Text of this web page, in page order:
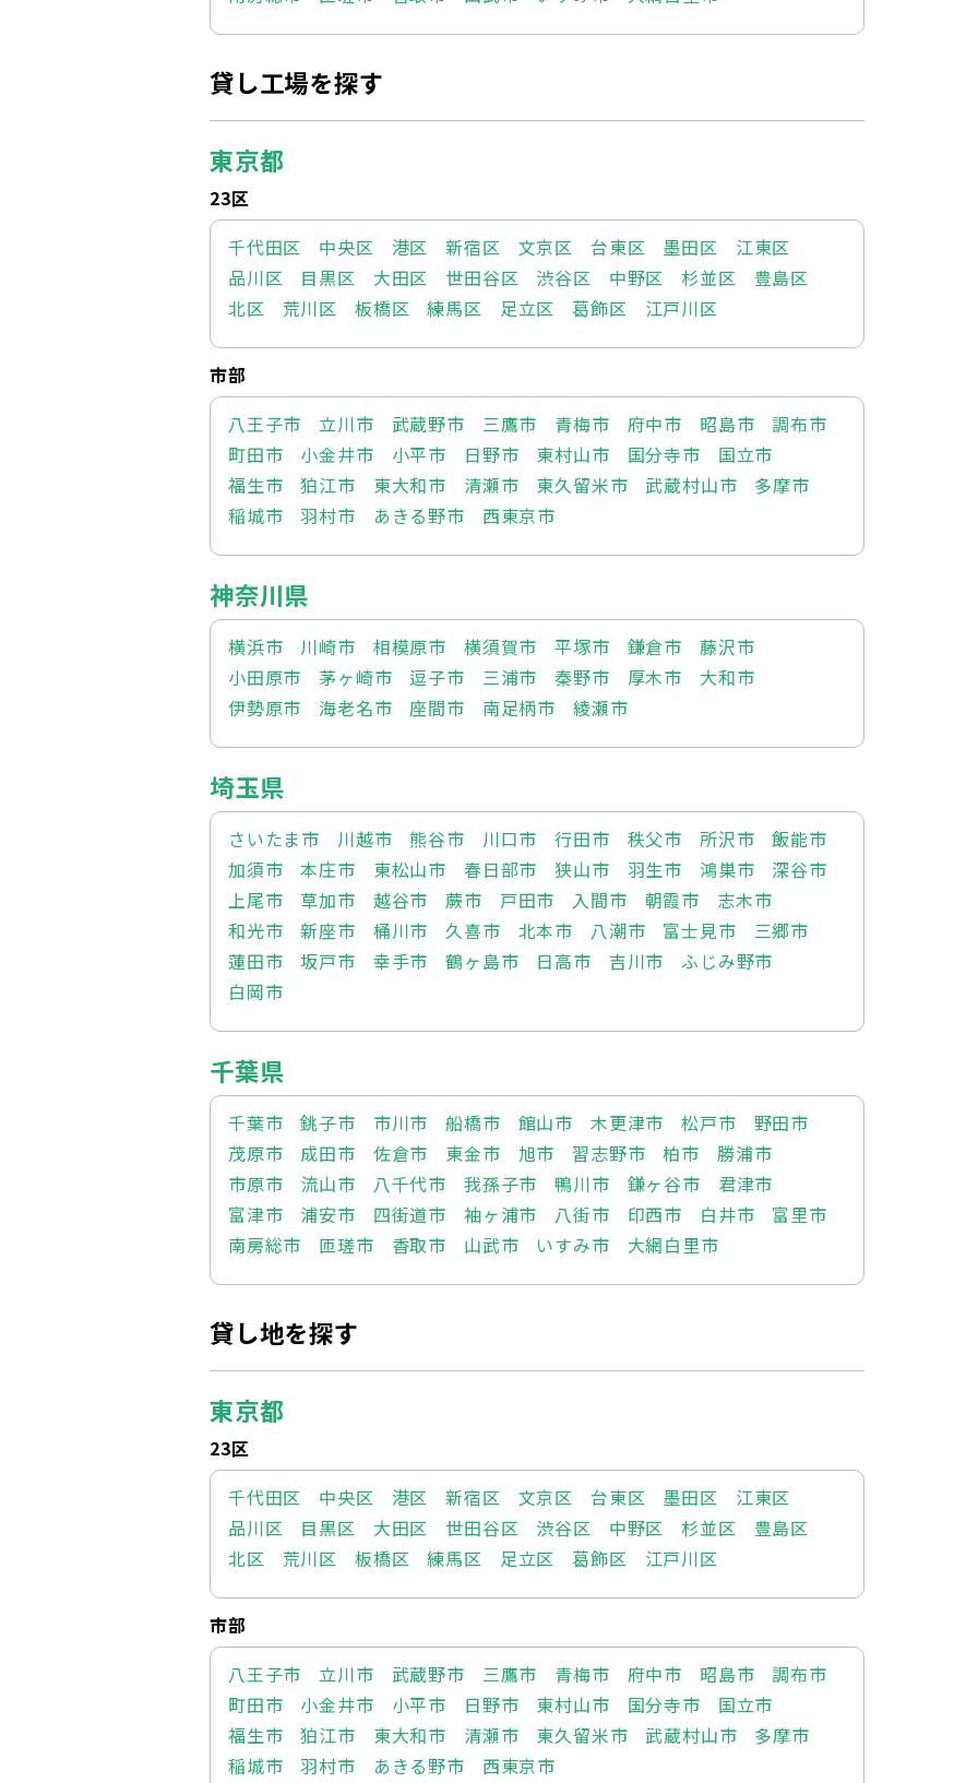
貸し工場を探す
東京都
23区
千代田区
中央区 港区 新宿区 文京区 台東区 墨田区
江東区
品川区
目黒区 大田区 世田谷区 渋谷区 中野区 杉並区
豊島区
北区
荒川区 板橋区 練馬区 足立区 葛飾区 江戸川区
市部
八王子市
立川市 武蔵野市 三鷹市 青梅市 府中市 昭島市
調布市
町田市
小金井市 小平市 日野市 東村山市 国分寺市
国立市
福生市
狛江市 東大和市 清瀬市 東久留米市 武蔵村山市
多摩市
稲城市
羽村市 あきる野市 西東京市
神奈川県
横浜市 川崎市 相模原市 横須賀市 平塚市 鎌倉市
藤沢市
小田原市
茅ヶ崎市 逗子市 三浦市 秦野市 厚木市
大和市
伊勢原市
海老名市 座間市 南足柄市 綾瀬市
埼玉県
さいたま市 川越市 熊谷市 川口市 行田市 秩父市 所沢市
飯能市
加須市
本庄市 東松山市 春日部市 狭山市 羽生市 鴻巣市
深谷市
上尾市
草加市 越谷市 蕨市 戸田市 入間市 朝霞市
志木市
和光市
新座市 桶川市 久喜市 北本市 八潮市 富士見市
三郷市
蓮田市
坂戸市 幸手市 鶴ヶ島市 日高市 吉川市
ふじみ野市
白岡市
千葉県
千葉市 銚子市 市川市 船橋市 館山市 木更津市 松戸市
野田市
茂原市
成田市 佐倉市 東金市 旭市 習志野市 柏市
勝浦市
市原市
流山市 八千代市 我孫子市 鴨川市 鎌ヶ谷市
君津市
富津市
浦安市 四街道市 袖ヶ浦市 八街市 印西市 白井市
富里市
南房総市
匝瑳市 香取市 山武市 いすみ市 大網白里市
貸し地を探す
東京都
23区
千代田区
中央区 港区 新宿区 文京区 台東区 墨田区
江東区
品川区
目黒区 大田区 世田谷区 渋谷区 中野区 杉並区
豊島区
北区
荒川区 板橋区 練馬区 足立区 葛飾区 江戸川区
市部
八王子市
立川市 武蔵野市 三鷹市 青梅市 府中市 昭島市
調布市
町田市
小金井市 小平市 日野市 東村山市 国分寺市
国立市
福生市
狛江市 東大和市 清瀬市 東久留米市 武蔵村山市
多摩市
稲城市
羽村市 あきる野市 西東京市